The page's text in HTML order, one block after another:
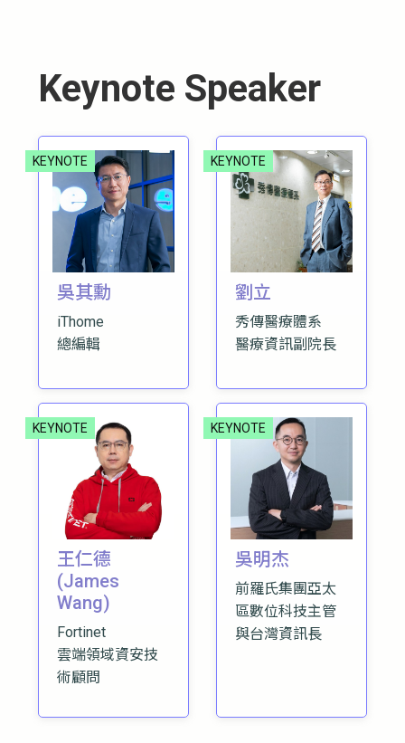
Keynote Speaker
吳其勳
iThome
總編輯
劉立
秀傳醫療體系
醫療資訊副院長
王仁德
(James
Wang)
Fortinet
雲端領域資安技
術顧問
吳明杰
前羅氏集團亞太
區數位科技主管
與台灣資訊長